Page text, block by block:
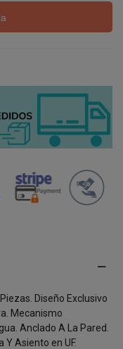
Diseño Exclusivo
Mecanismo
Anclado A La Pared.
Y Asiento en UF.